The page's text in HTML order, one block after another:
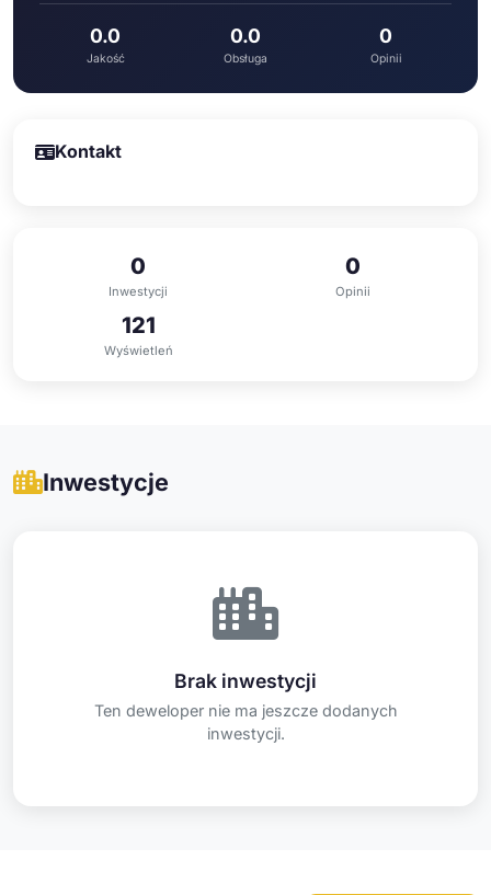
0.0
Jakość
0.0
Obsługa
0
Opinii
Kontakt
0
Inwestycji
0
Opinii
121
Wyświetleń
Inwestycje
Brak inwestycji
Ten deweloper nie ma jeszcze dodanych
inwestycji.